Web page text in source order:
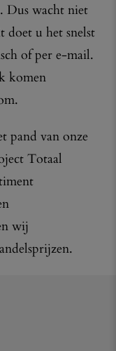
Dus wacht niet
doet u het snelst
of per e-mail.
komen
pand van onze
Totaal
wij